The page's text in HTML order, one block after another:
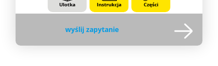
wyślij zapytanie